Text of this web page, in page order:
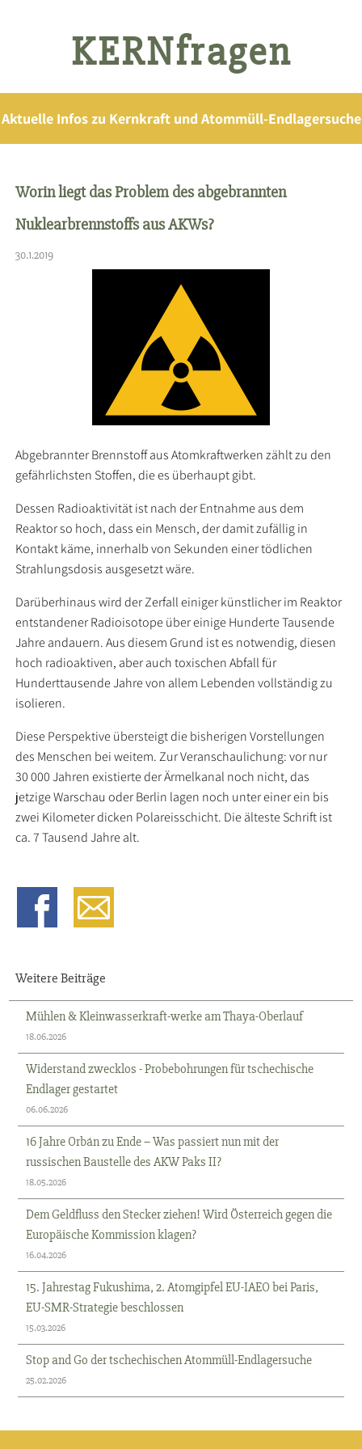
KERNfragen
Aktuelle Infos zu Kernkraft und Atommüll-Endlagersuche
Worin liegt das Problem des abgebrannten
Nuklearbrennstoffs aus AKWs?
30.1.2019
Abgebrannter Brennstoff aus Atomkraftwerken zählt zu den
gefährlichsten Stoffen, die es überhaupt gibt.
Dessen Radioaktivität ist nach der Entnahme aus dem
Reaktor so hoch, dass ein Mensch, der damit zufällig in
Kontakt käme, innerhalb von Sekunden einer tödlichen
Strahlungsdosis ausgesetzt wäre.
Darüberhinaus wird der Zerfall einiger künstlicher im Reaktor
entstandener Radioisotope über einige Hunderte Tausende
Jahre andauern. Aus diesem Grund ist es notwendig, diesen
hoch radioaktiven, aber auch toxischen Abfall für
Hunderttausende Jahre von allem Lebenden vollständig zu
isolieren.
Diese Perspektive übersteigt die bisherigen Vorstellungen
des Menschen bei weitem. Zur Veranschaulichung: vor nur
30 000 Jahren existierte der Ärmelkanal noch nicht, das
jetzige Warschau oder Berlin lagen noch unter einer ein bis
zwei Kilometer dicken Polareisschicht. Die älteste Schrift ist
ca. 7 Tausend Jahre alt.
Weitere Beiträge
Mühlen & Kleinwasserkraft-werke am Thaya-Oberlauf
18.06.2026
Widerstand zwecklos - Probebohrungen für tschechische
Endlager gestartet
06.06.2026
16 Jahre Orbán zu Ende – Was passiert nun mit der
russischen Baustelle des AKW Paks II?
18.05.2026
Dem Geldfluss den Stecker ziehen! Wird Österreich gegen die
Europäische Kommission klagen?
16.04.2026
15. Jahrestag Fukushima, 2. Atomgipfel EU-IAEO bei Paris,
EU-SMR-Strategie beschlossen
15.03.2026
Stop and Go der tschechischen Atommüll-Endlagersuche
25.02.2026